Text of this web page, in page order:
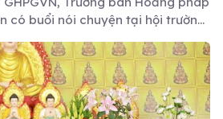
có buổi nói chuyện tại hội trường
mừng 65 năm ngày truyền thống
Việt Nam (15/10/1956 –
niên xã Nhị Thành (huyện